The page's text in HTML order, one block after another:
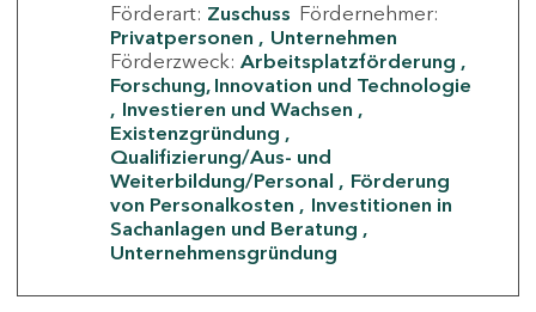
Förderart: Zuschuss Fördernehmer:
Privatpersonen
Unternehmen
Förderzweck: Arbeitsplatzförderung
Forschung, Innovation und Technologie
Investieren und Wachsen
Existenzgründung
Qualifizierung/Aus- und
Weiterbildung/Personal
Förderung
von Personalkosten
Investitionen in
Sachanlagen und Beratung
Unternehmensgründung